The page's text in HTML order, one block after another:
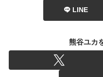
LINE
熊谷ユカ